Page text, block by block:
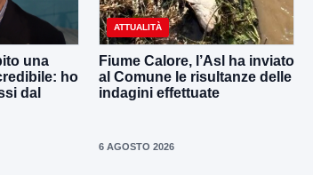
una
ho
dal
ATTUALITÀ
Fiume Calore, l’Asl ha inviato
al Comune le risultanze delle
indagini effettuate
6 AGOSTO 2026